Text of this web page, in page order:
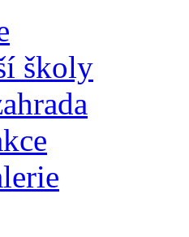
školy